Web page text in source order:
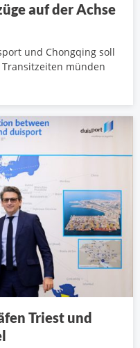
auf der Achse
und Chongqing soll
münden
Triest und